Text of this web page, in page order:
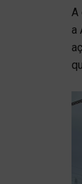
A
a